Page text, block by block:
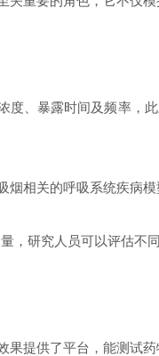
、暴露时间及频率，此
关的呼吸系统疾病模
研究人员可以评估不
供了平台，能测试药